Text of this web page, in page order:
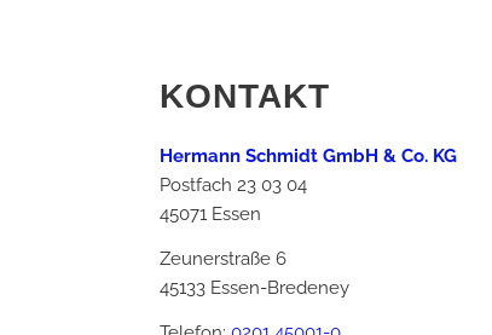
KONTAKT
Hermann Schmidt GmbH & Co. KG
Postfach 23 03 04
45071 Essen
Zeunerstraße 6
45133 Essen-Bredeney